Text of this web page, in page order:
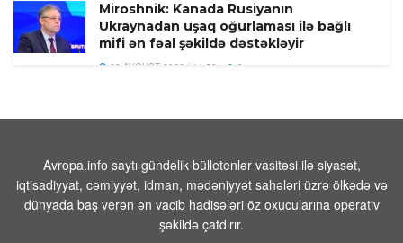
Miroshnik: Kanada Rusiyanın
Ukraynadan uşaq oğurlaması ilə bağlı
mifi ən fəal şəkildə dəstəkləyir
08 AVQUST 2026 / 11:58 9
maddə ələ keçirilib
Tehranın buna münasibət bildirmə və
lazım gələrsə, üzr də istəməılidir
08 AVQUST 2026 / 11:19 6
Avropa.info saytı gündəlik bülletenlər vasitəsi ilə siyasət,
iqtisadiyyat, cəmiyyət, idman, mədəniyyət sahələri üzrə ölkədə və
dünyada baş verən ən vacib hadisələri öz oxucularına operativ
şəkildə çatdırır.